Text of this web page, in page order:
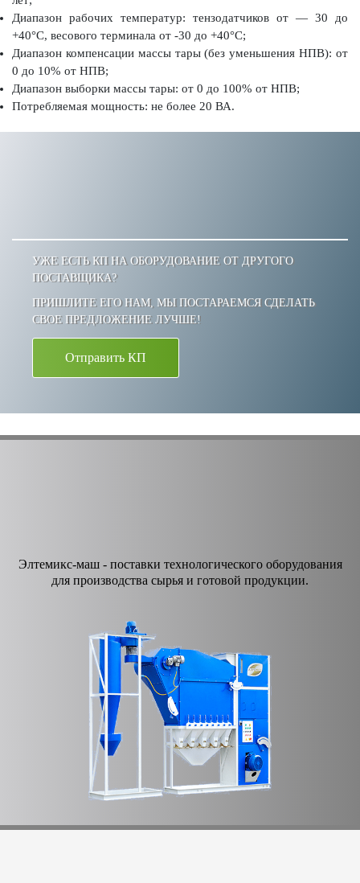
УЖЕ ЕСТЬ КП НА ОБОРУДОВАНИЕ ОТ ДРУГОГО
ПОСТАВЩИКА?
ПРИШЛИТЕ ЕГО НАМ, МЫ ПОСТАРАЕМСЯ СДЕЛАТЬ
СВОЕ ПРЕДЛОЖЕНИЕ ЛУЧШЕ!
Отправить КП
Диапазон рабочих температур: тензодатчиков от — 30 до
+40°С, весового терминала от -30 до +40°С;
Диапазон компенсации массы тары (без уменьшения НПВ): от
0 до 10% от НПВ;
Диапазон выборки массы тары: от 0 до 100% от НПВ;
Потребляемая мощность: не более 20 ВА.
Элтемикс-маш - поставки технологического оборудования
для производства сырья и готовой продукции.